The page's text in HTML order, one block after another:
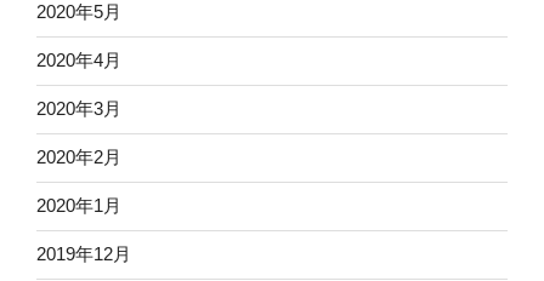
2020年5月
2020年4月
2020年3月
2020年2月
2020年1月
2019年12月